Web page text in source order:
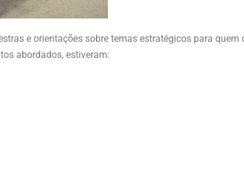
e orientações sobre temas estratégicos para quem
abordados, estiveram: